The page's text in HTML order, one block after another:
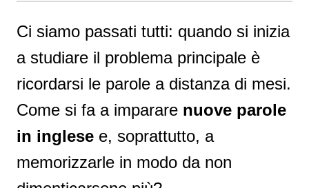
Ci siamo passati tutti: quando si inizia
a studiare il problema principale è
ricordarsi le parole a distanza di mesi.
Come si fa a imparare nuove parole
in inglese e, soprattutto, a
memorizzarle in modo da non